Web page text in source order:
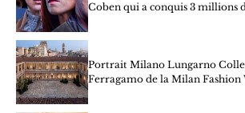
Coben qui a conquis 3 millions
Portrait Milano Lungarno
Ferragamo de la Milan Fashion